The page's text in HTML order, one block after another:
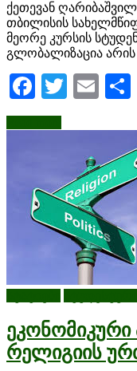
ქეთევან
თბილისის
მეორე კურსის
გლობალიზაცია არის
Facebook
Twitter
რელიგიის